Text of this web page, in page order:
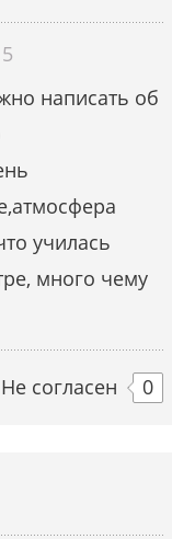
написать об
училась
много чему
Не согласен 0